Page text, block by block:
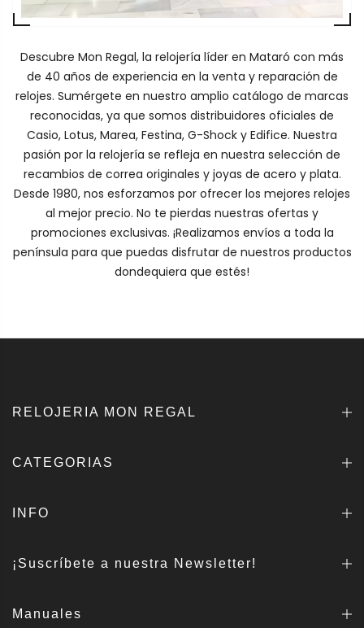
Descubre Mon Regal, la relojería líder en Mataró con más
de 40 años de experiencia en la venta y reparación de
relojes. Sumérgete en nuestro amplio catálogo de marcas
reconocidas, ya que somos distribuidores oficiales de
Casio, Lotus, Marea, Festina, G-Shock y Edifice. Nuestra
pasión por la relojería se refleja en nuestra selección de
recambios de correa originales y joyas de acero y plata.
Desde 1980, nos esforzamos por ofrecer los mejores relojes
al mejor precio. No te pierdas nuestras ofertas y
promociones exclusivas. ¡Realizamos envíos a toda la
península para que puedas disfrutar de nuestros productos
dondequiera que estés!
RELOJERIA MON REGAL
CATEGORIAS
INFO
¡Suscríbete a nuestra Newsletter!
Manuales